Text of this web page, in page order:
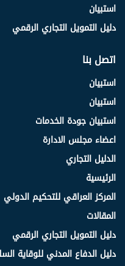
استبيان
دليل التمويل التجاري الرقمي
اتصل بنا
استبيان
استبيان
استبيان جودة الخدمات
اعضاء مجلس الادارة
الدليل التجاري
الرئيسية
المركز العراقي للتحكيم الدولي
المقالات
دليل التمويل التجاري الرقمي
دليل الدفاع المدني للوقاية